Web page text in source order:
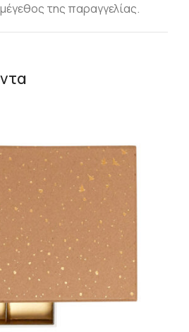
της παραγγελίας.